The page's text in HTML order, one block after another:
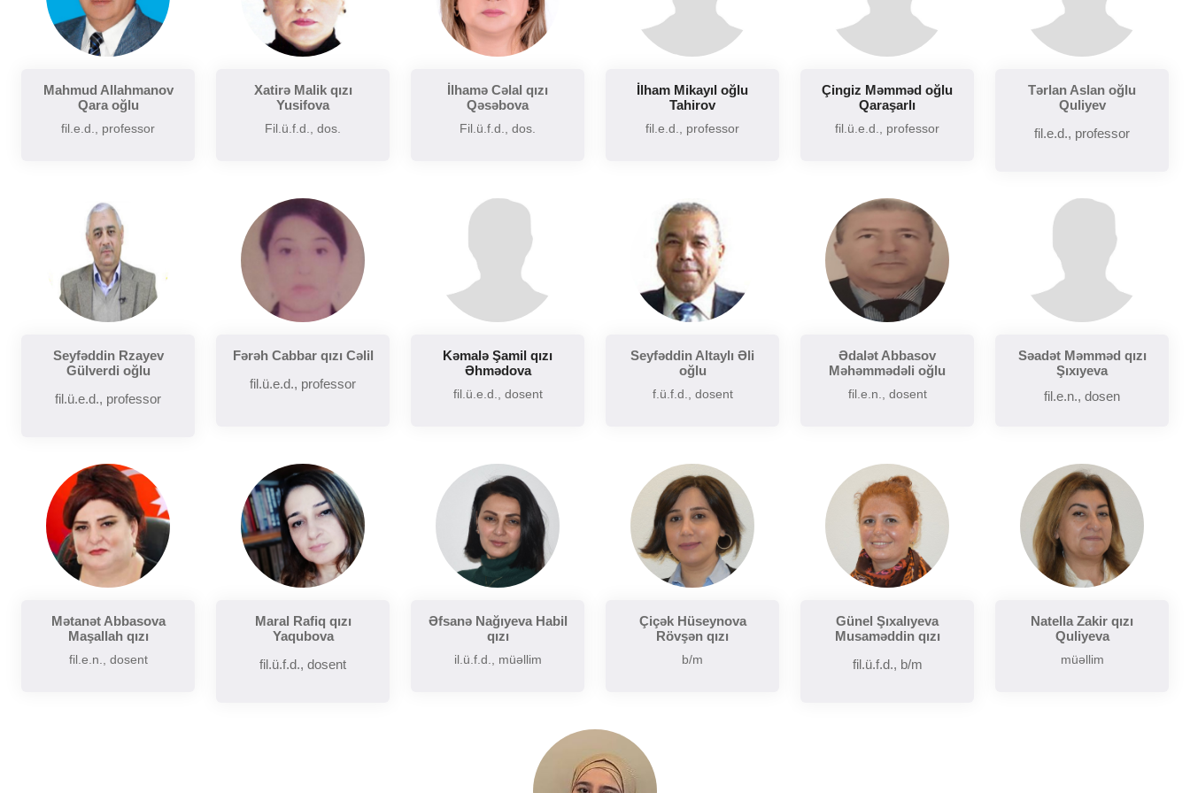
Şərq və Qərb ədəbiyyatının müqayisəli təhlili
Sintaksisin aktual problemləri
Sosial və psixoloji dilçiliyin aktual problemləri
Tarixi poetika
Mahmud Allahmanov
Qara oğlu
fil.e.d., professor
Xatirə Malik qızı
Yusifova
Fil.ü.f.d., dos.
İlhamə Cəlal qızı
Qəsəbova
Fil.ü.f.d., dos.
İlham Mikayıl oğlu
Tahirov
fil.e.d., professor
Çingiz Məmməd oğlu
Qaraşarlı
fil.ü.e.d., professor
Tərlan Aslan oğlu
Quliyev
fil.e.d., professor
Seyfəddin Rzayev
Gülverdi oğlu
fil.ü.e.d., professor
Fərəh Cabbar qızı Cəlil
fil.ü.e.d., professor
Kəmalə Şamil qızı
Əhmədova
fil.ü.e.d., dosent
Seyfəddin Altaylı Əli
oğlu
f.ü.f.d., dosent
Ədalət Abbasov
Məhəmmədəli oğlu
fil.e.n., dosent
Səadət Məmməd qızı
Şıxıyeva
fil.e.n., dosen
Mətanət Abbasova
Maşallah qızı
fil.e.n., dosent
Maral Rafiq qızı
Yaqubova
fil.ü.f.d., dosent
Əfsanə Nağıyeva Habil
qızı
il.ü.f.d., müəllim
Çiçək Hüseynova
Rövşən qızı
b/m
Günel Şıxalıyeva
Musaməddin qızı
fil.ü.f.d., b/m
Natella Zakir qızı
Quliyeva
müəllim